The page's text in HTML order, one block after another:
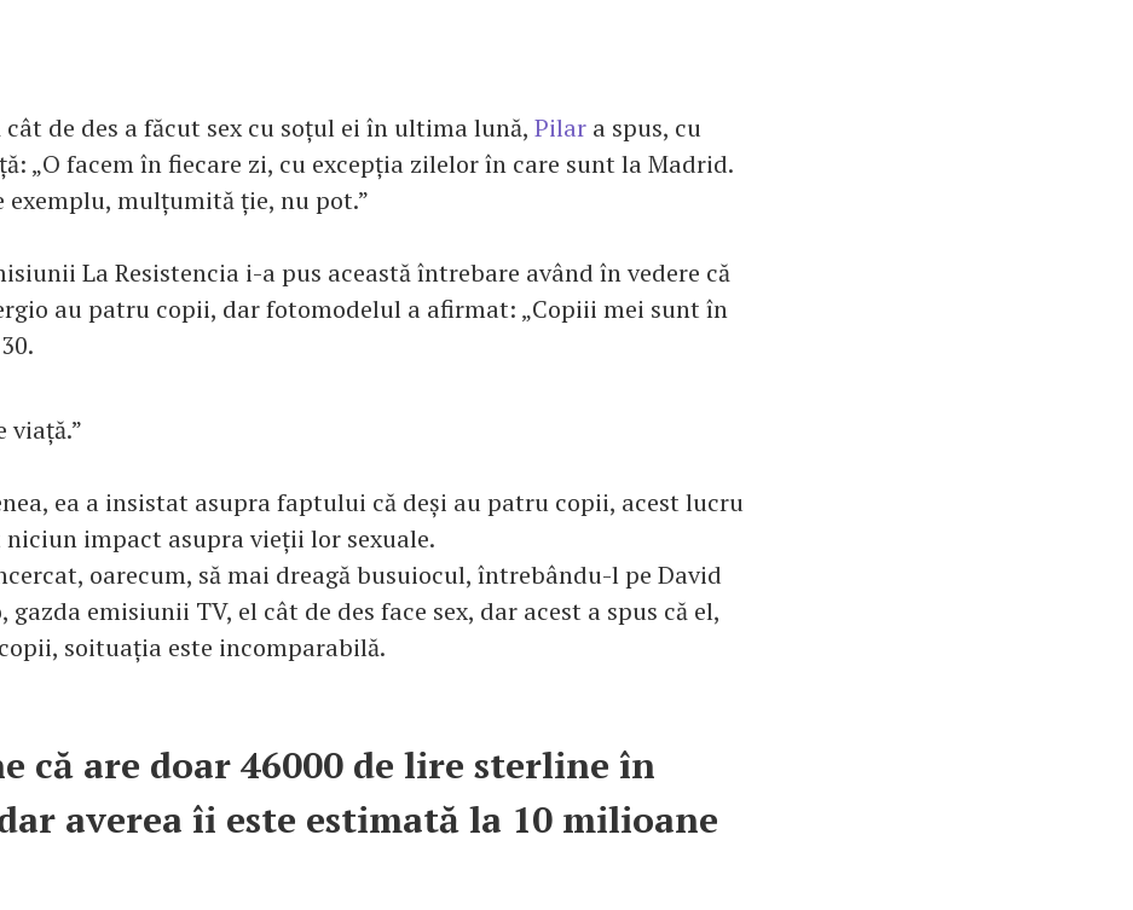
de des a făcut sex cu soțul ei în ultima lună, Pilar a spus, cu
„O facem în fiecare zi, cu excepția zilelor în care sunt la Madrid.
exemplu, mulțumită ție, nu pot.”
La Resistencia i-a pus această întrebare având în vedere că
au patru copii, dar fotomodelul a afirmat: „Copiii mei sunt în
viață.”
ea a insistat asupra faptului că deși au patru copii, acest lucru
niciun impact asupra vieții lor sexuale.
oarecum, să mai dreagă busuiocul, întrebându-l pe David
gazda emisiunii TV, el cât de des face sex, dar acest a spus că el,
soituația este incomparabilă.
că are doar 46000 de lire sterline în
averea îi este estimată la 10 milioane